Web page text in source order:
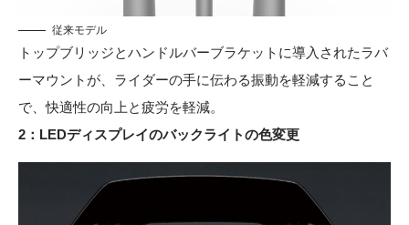
従来モデル
トップブリッジとハンドルバーブラケットに導入されたラバ
ーマウントが、ライダーの手に伝わる振動を軽減すること
で、快適性の向上と疲労を軽減。
2：LEDディスプレイのバックライトの色変更